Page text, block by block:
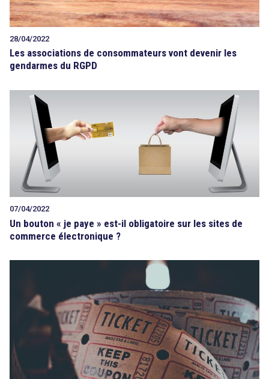
28/04/2022
Les associations de consommateurs vont devenir les
gendarmes du RGPD
07/04/2022
Un bouton « je paye » est-il obligatoire sur les sites de
commerce électronique ?